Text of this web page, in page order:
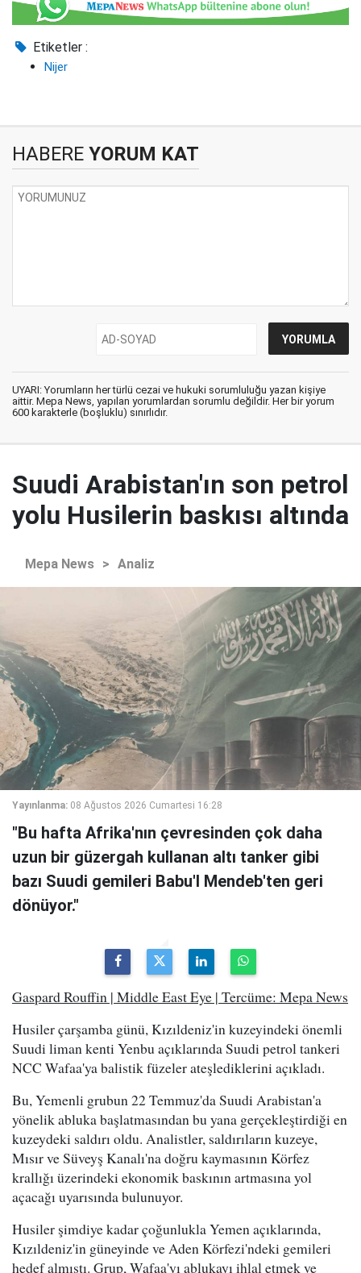
Etiketler :
Nijer
HABERE YORUM KAT
UYARI: Yorumların her türlü cezai ve hukuki sorumluluğu yazan kişiye
aittir. Mepa News, yapılan yorumlardan sorumlu değildir. Her bir yorum
600 karakterle (boşluklu) sınırlıdır.
Suudi Arabistan'ın son petrol
yolu Husilerin baskısı altında
Mepa News > Analiz
Yayınlanma: 08 Ağustos 2026 Cumartesi 16:28
"Bu hafta Afrika'nın çevresinden çok daha
uzun bir güzergah kullanan altı tanker gibi
bazı Suudi gemileri Babu'l Mendeb'ten geri
dönüyor."
Gaspard Rouffin | Middle East Eye | Tercüme: Mepa News
Husiler çarşamba günü, Kızıldeniz'in kuzeyindeki önemli
Suudi liman kenti Yenbu açıklarında Suudi petrol tankeri
NCC Wafaa'ya balistik füzeler ateşlediklerini açıkladı.
Bu, Yemenli grubun 22 Temmuz'da Suudi Arabistan'a
yönelik abluka başlatmasından bu yana gerçekleştirdiği en
kuzeydeki saldırı oldu. Analistler, saldırıların kuzeye,
Mısır ve Süveyş Kanalı'na doğru kaymasının Körfez
krallığı üzerindeki ekonomik baskının artmasına yol
açacağı uyarısında bulunuyor.
Husiler şimdiye kadar çoğunlukla Yemen açıklarında,
Kızıldeniz'in güneyinde ve Aden Körfezi'ndeki gemileri
hedef almıştı. Grup, Wafaa'yı ablukayı ihlal etmek ve